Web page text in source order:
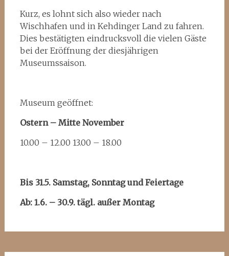
Kurz, es lohnt sich also wieder nach
Wischhafen und in Kehdinger Land zu fahren.
Dies bestätigten eindrucksvoll die vielen Gäste
bei der Eröffnung der diesjährigen
Museumssaison.
Museum geöffnet:
Ostern – Mitte November
10.00 – 12.00 13.00 – 18.00
Bis 31.5. Samstag, Sonntag und Feiertage
Ab: 1.6. – 30.9. tägl. außer Montag